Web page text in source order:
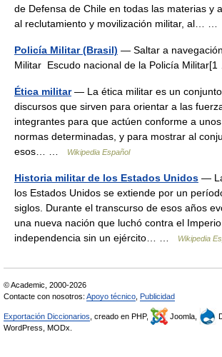
de Defensa de Chile en todas las materias y
al reclutamiento y movilización militar, al… …
Policía Militar (Brasil) — Saltar a
Militar ‎ Escudo nacional de la Policía
Ética militar— La ética militar es un
discursos que sirven para orientar a las
integrantes para que actúen conforme a
normas determinadas, y para mostrar al
esos… …
Wikipedia Español
Historia militar de los Estados Unidos —
los Estados Unidos se extiende por un
siglos. Durante el transcurso de esos años
una nueva nación que luchó contra el
independencia sin un ejército… …
Wikipedia
© Academic, 2000-2026
Contacte con nosotros: Apoyo técnico Publicidad
Exportación Diccionarios , creado en PHP, Joomla,
WordPress, MODx.